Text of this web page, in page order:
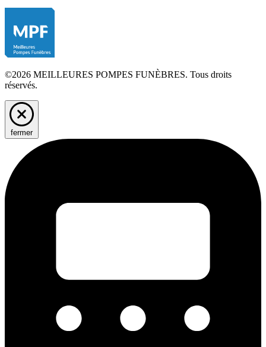
©2026 MEILLEURES POMPES FUNÈBRES. Tous droits
réservés.
fermer